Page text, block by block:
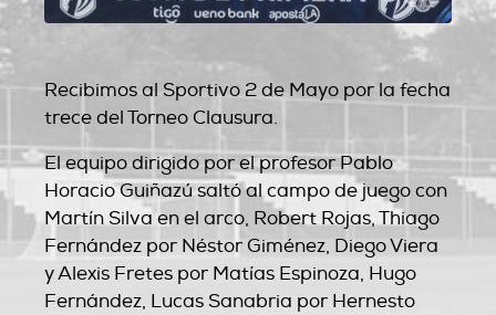
Recibimos al Sportivo 2 de Mayo por la fecha
trece del Torneo Clausura.
El equipo dirigido por el profesor Pablo
Horacio Guiñazú saltó al campo de juego con
Martín Silva en el arco, Robert Rojas, Thiago
Fernández por Néstor Giménez, Diego Viera
y Alexis Fretes por Matías Espinoza, Hugo
Fernández, Lucas Sanabria por Hernesto